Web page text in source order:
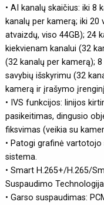
• AI kanalų skaičius: iki 8
kanalų per kamerą; iki
atvaizdų, viso 44GB); 24
kiekvienam kanalui (32
(32 kanalų per kamerą);
savybių išskyrimu (32
kamerą ir įrašymo
• IVS funkcijos: linijos
pasikeitimas, dingusio
fiksvimas (veikia su
• Patogi grafinė vartotojo
sistema.
• Smart H.265+/H.265/
Suspaudimo
• Garso suspaudimas: